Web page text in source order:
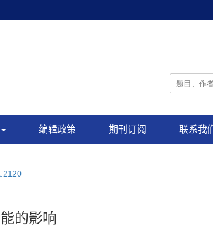
编辑政策 期刊订阅 联系我们
的影响